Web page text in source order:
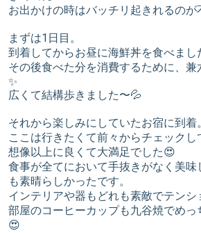
お出かけの時はバッチリ起きれるのが
まずは1日目。
到着してからお昼に海鮮丼を食べまし
その後食べた分を消費するために、
✨
広くて結構歩きました〜💦
それから楽しみにしていたお宿に到着。
ここは行きたくて前々からチェックし
想像以上に良くて大満足でした😍
食事が全てにおいて手抜きがなく美味
も素晴らしかったです。
インテリアや器もどれも素敵でテン
部屋のコーヒーカップも九谷焼でめっ
😍